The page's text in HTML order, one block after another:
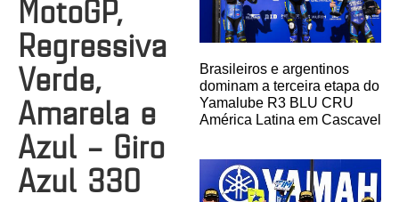
MotoGP,
Regressiva
Verde,
Amarela e
Azul – Giro
Azul 330
Brasileiros e argentinos
dominam a terceira etapa do
Yamalube R3 BLU CRU
América Latina em Cascavel